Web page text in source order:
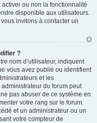
ou non la fonctionnalité
disponible aux utilisateurs.
invitons à contacter un
?
nom d’utilisateur, indiquent
vous avez publié ou identifient
et les
du forum peut
pas abuser de ce système en
votre rang sur le forum.
et un administrateur ou un
votre compteur de